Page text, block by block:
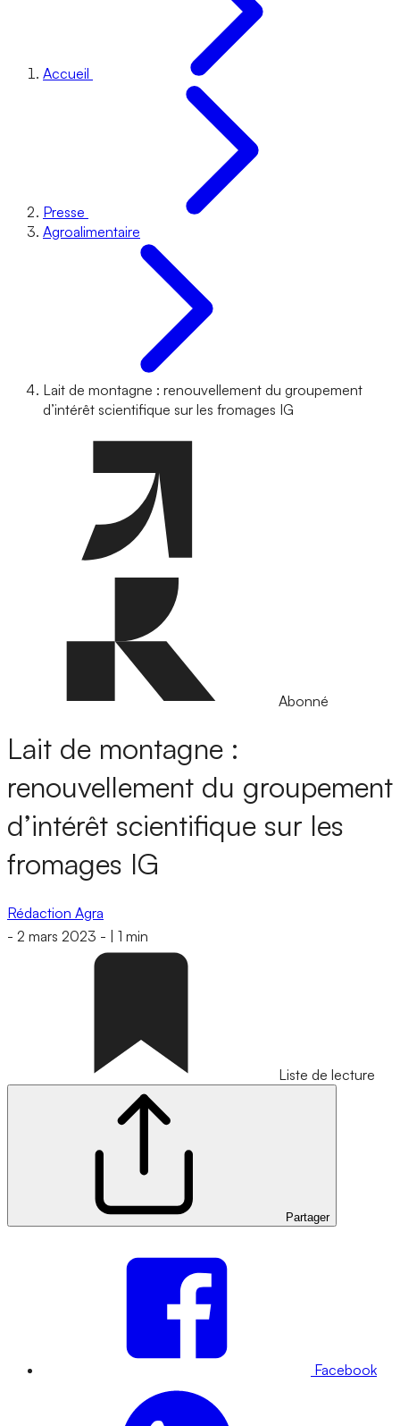
Accueil
Presse
Agroalimentaire
Lait de montagne : renouvellement du groupement
d’intérêt scientifique sur les fromages IG
Abonné
Lait de montagne :
renouvellement du groupement
d’intérêt scientifique sur les
fromages IG
Rédaction Agra
- 2 mars 2023 - 1 min
Liste de lecture
Partager
Facebook